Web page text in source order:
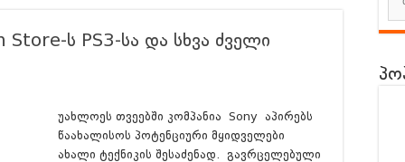
Drop – აგვისტო 8 და 9 რიცხვის
Everything We Know So Far (მიმოხილვა ქართულად)
EVIL 9: REQUIEM-სგან? | Gameplay + Details Overview
ს PS3-სა და სხვა ძველი
უახლოეს თვეებში კომპანია Sony აპირებს
წაახალისოს პოტენციური მყიდველები
ახალი ტექნიკის შესაძენად. გავრცელებული